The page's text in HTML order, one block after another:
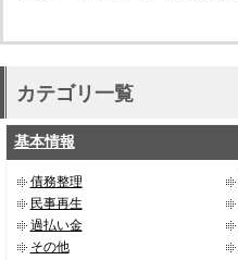
カテゴリ一覧
基本情報
債務整理
民事再生
過払い金
その他